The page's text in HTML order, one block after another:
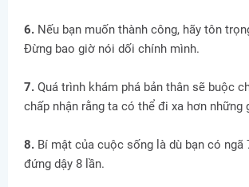
6. Nếu bạn muốn thành công, hãy tôn
Đừng bao giờ nói dối chính mình.
7. Quá trình khám phá bản thân sẽ buộc
chấp nhận rằng ta có thể đi xa hơn những
8. Bí mật của cuộc sống là dù bạn có ngã
đứng dậy 8 lần.